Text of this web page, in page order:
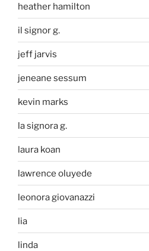
heather hamilton
il signor g.
jeff jarvis
jeneane sessum
kevin marks
la signora g.
laura koan
lawrence oluyede
leonora giovanazzi
lia
linda